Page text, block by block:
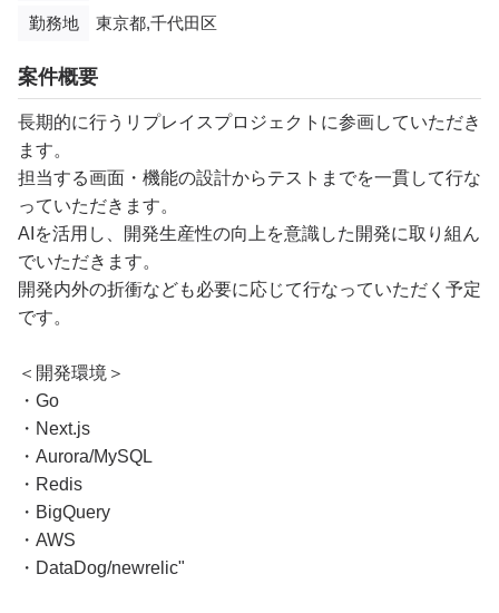
勤務地 東京都,千代田区
案件概要
長期的に行うリプレイスプロジェクトに参画していただき
ます。
担当する画面・機能の設計からテストまでを一貫して行な
っていただきます。
AIを活用し、開発生産性の向上を意識した開発に取り組ん
でいただきます。
開発内外の折衝なども必要に応じて行なっていただく予定
です。
＜開発環境＞
・Go
・Next.​js
・Aurora/MySQL
・Redis
・BigQuery
・AWS
・DataDog/newrelic"